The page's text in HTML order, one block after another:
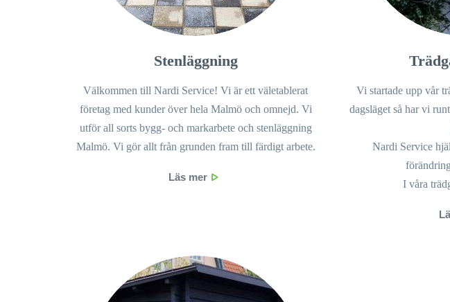
Stenläggning
Välkommen till Nardi Service! Vi är ett väletablerat
företag med kunder över hela Malmö och omnejd. Vi
utför all sorts bygg- och markarbete och stenläggning
Malmö. Vi gör allt från grunden fram till färdigt arbete.
Läs mer
Vi startade upp vår
dagsläget så har vi
Nardi Service
I våra